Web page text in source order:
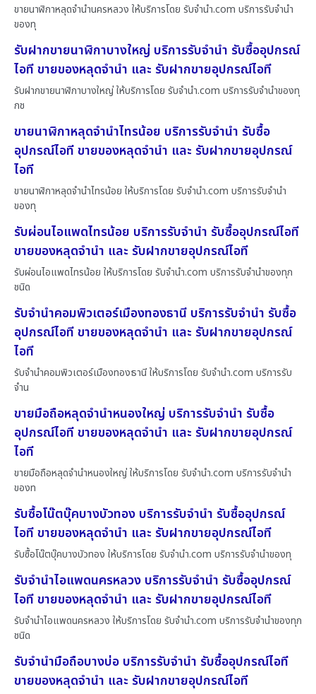
ขายนาฬิกาหลุดจำนำนครหลวง ให้บริการโดย รับจํานํา.com บริการรับจำนำ
ของทุ
รับฝากขายนาฬิกาบางใหญ่ บริการรับจำนำ รับซื้ออุปกรณ์
ไอที ขายของหลุดจำนำ และ รับฝากขายอุปกรณ์ไอที
รับฝากขายนาฬิกาบางใหญ่ ให้บริการโดย รับจํานํา.com บริการรับจำนำของทุ
กช
ขายนาฬิกาหลุดจำนำไทรน้อย บริการรับจำนำ รับซื้อ
อุปกรณ์ไอที ขายของหลุดจำนำ และ รับฝากขายอุปกรณ์
ไอที
ขายนาฬิกาหลุดจำนำไทรน้อย ให้บริการโดย รับจํานํา.com บริการรับจำนำ
ของทุ
รับผ่อนไอแพดไทรน้อย บริการรับจำนำ รับซื้ออุปกรณ์ไอที
ขายของหลุดจำนำ และ รับฝากขายอุปกรณ์ไอที
รับผ่อนไอแพดไทรน้อย ให้บริการโดย รับจํานํา.com บริการรับจำนำของทุก
ชนิด
รับจำนำคอมพิวเตอร์เมืองทองธานี บริการรับจำนำ รับซื้อ
อุปกรณ์ไอที ขายของหลุดจำนำ และ รับฝากขายอุปกรณ์
ไอที
รับจำนำคอมพิวเตอร์เมืองทองธานี ให้บริการโดย รับจํานํา.com บริการรับ
จำน
ขายมือถือหลุดจำนำหนองใหญ่ บริการรับจำนำ รับซื้อ
อุปกรณ์ไอที ขายของหลุดจำนำ และ รับฝากขายอุปกรณ์
ไอที
ขายมือถือหลุดจำนำหนองใหญ่ ให้บริการโดย รับจํานํา.com บริการรับจำนำ
ของท
รับซื้อโน๊ตบุ๊คบางบัวทอง บริการรับจำนำ รับซื้ออุปกรณ์
ไอที ขายของหลุดจำนำ และ รับฝากขายอุปกรณ์ไอที
รับซื้อโน๊ตบุ๊คบางบัวทอง ให้บริการโดย รับจํานํา.com บริการรับจำนำของทุ
รับจำนำไอแพดนครหลวง บริการรับจำนำ รับซื้ออุปกรณ์
ไอที ขายของหลุดจำนำ และ รับฝากขายอุปกรณ์ไอที
รับจำนำไอแพดนครหลวง ให้บริการโดย รับจํานํา.com บริการรับจำนำของทุก
ชนิด
รับจำนำมือถือบางบ่อ บริการรับจำนำ รับซื้ออุปกรณ์ไอที
ขายของหลุดจำนำ และ รับฝากขายอุปกรณ์ไอที